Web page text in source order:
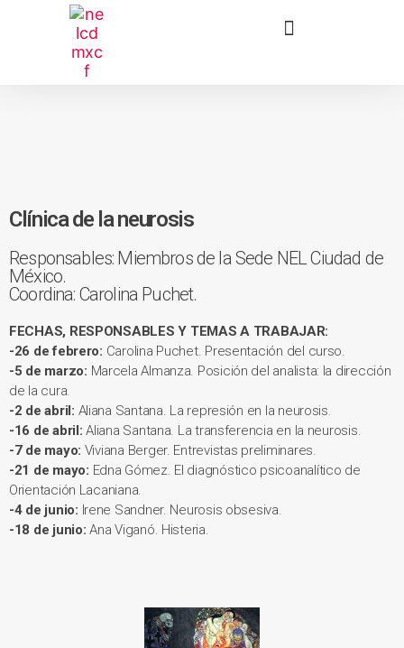
Clínica de la neurosis
Responsables: Miembros de la Sede NEL Ciudad de
México.
Coordina: Carolina Puchet.
FECHAS, RESPONSABLES Y TEMAS A TRABAJAR:
-26 de febrero: Carolina Puchet. Presentación del curso.
-5 de marzo: Marcela Almanza. Posición del analista: la dirección
de la cura.
-2 de abril: Aliana Santana. La represión en la neurosis.
-16 de abril:Aliana Santana. La transferencia en la neurosis.
-7 de mayo: Viviana Berger. Entrevistas preliminares.
-21 de mayo: Edna Gómez. El diagnóstico psicoanalítico de
Orientación Lacaniana.
-4 de junio: Irene Sandner. Neurosis obsesiva.
-18 de junio:Ana Viganó. Histeria.